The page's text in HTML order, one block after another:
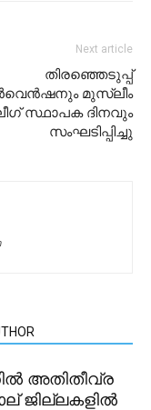
Next article
തിരഞ്ഞെടുപ്പ്
മുസ്ലീം
സ്ഥാപക ദിനവും
സംഘടിപ്പിച്ചു
അതിതീവ്ര
ജില്ലകളിൽ